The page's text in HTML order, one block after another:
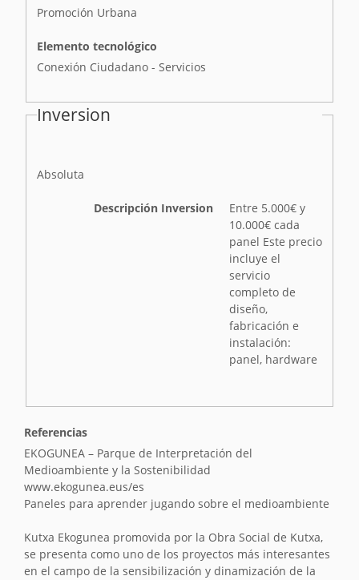
Promoción Urbana
Elemento tecnológico
Conexión Ciudadano - Servicios
Inversion
I
Absoluta
Descripción Inversion
Entre 5.000€ y
10.000€ cada
panel Este precio
incluye el
servicio
completo de
diseño,
fabricación e
instalación:
panel, hardware
Referencias
EKOGUNEA – Parque de Interpretación del
Medioambiente y la Sostenibilidad
www.ekogunea.eus/es
Paneles para aprender jugando sobre el medioambiente
Kutxa Ekogunea promovida por la Obra Social de Kutxa,
se presenta como uno de los proyectos más interesantes
en el campo de la sensibilización y dinamización de la